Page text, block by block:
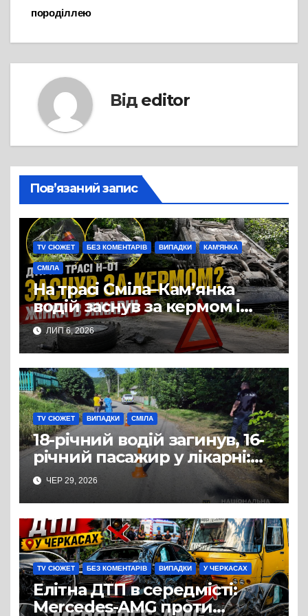
породіллею
Від editor
Пов’язаний запис
TV СЮЖЕТ БЕЗ КОМЕНТАРІВ ВИПАДКИ КАМ'ЯНКА
СМІЛА
На трасі Сміла–Кам’янка
водій заснув за кермом і
спричинив ДТП:
постраждала жінка
ЛИП 6, 2026
TV СЮЖЕТ ВИПАДКИ СМІЛА
18-річний водій загинув, 16-
річний пасажир у лікарні:
ДТП з квадроциклом на
Смілянщині
ЧЕР 29, 2026
TV СЮЖЕТ БЕЗ КОМЕНТАРІВ ВИПАДКИ У ЧЕРКАСАХ
Елітна ДТП в середмісті:
Mercedes-AMG проти